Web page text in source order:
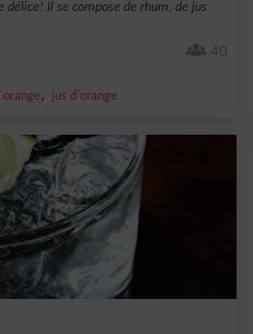
délice! Il se compose de rhum, de jus
40
orange, jus d'orange